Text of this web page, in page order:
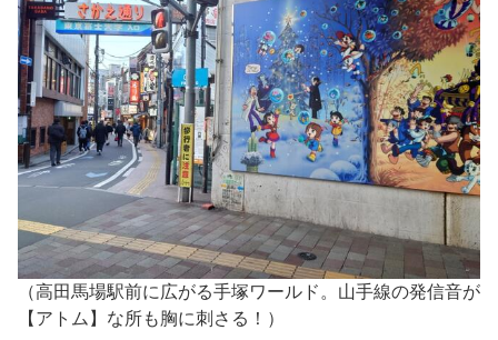
（高田馬場駅前に広がる手塚ワールド。山手線の発信音が
【アトム】な所も胸に刺さる！）